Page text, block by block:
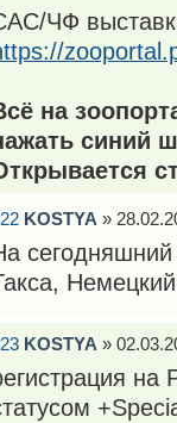
ЧФ
на
синий
KOSTYA »
KOSTYA »